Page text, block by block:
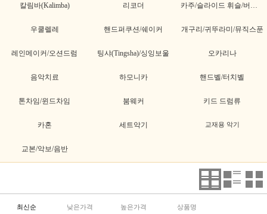
칼림바(Kalimba) 리코더
우쿨렐레 핸드퍼쿠션/쉐이커 개구리/귀뚜라미/뮤직스푼
레인메이커/오션드럼 팅샤(Tingsha)/싱잉보울 오카리나
음악치료 하모니카 핸드벨/터치벨
톤차임/윈드차임 붐웨커 키드 드럼류
카혼 세트악기 교재용 악기
교본/악보/음반
최신순 낮은가격 높은가격 상품명